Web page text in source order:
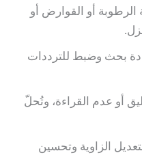
الرطوبة أو القوارض أو
بحث وضبط للترددات
أو عدم القراءة، وتُحلّ
الزاوية وتحسين